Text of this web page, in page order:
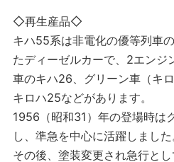
◇再生産品◇
キハ55系は非電化の優等列車
たディーゼルカーで、2エンジ
車のキハ26、グリーン車（キ
キロハ25などがあります。
1956（昭和31）年の登場時は
し、準急を中心に活躍しました
その後、塗装変更され急行と